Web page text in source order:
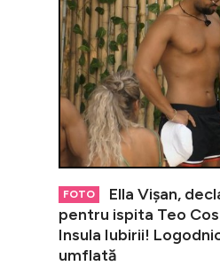
FOTO
Ella Vișan,
pentru ispita Teo
Insula Iubirii!
umflată